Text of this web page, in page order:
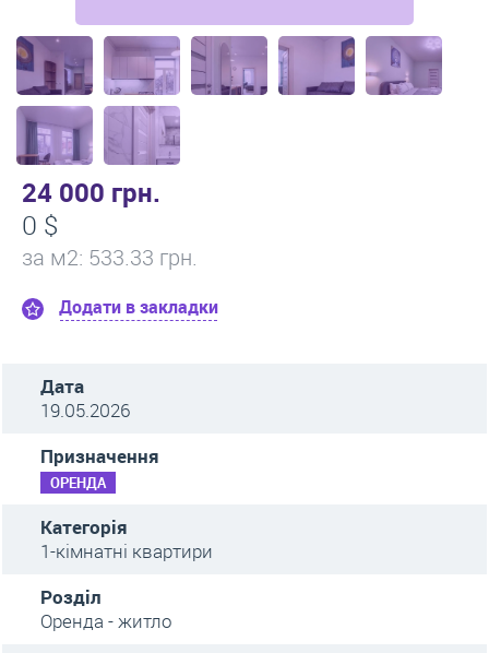
24 000 грн.
0 $
за м2: 533.33 грн.
Додати в закладки
Дата
19.05.2026
Призначення
ОРЕНДА
Категорія
1-кімнатні квартири
Розділ
Оренда - житло